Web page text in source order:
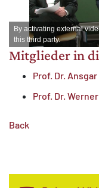
By activating external
this third party.
Mitglieder in
Prof. Dr.
Prof. Dr.
Back
Matomo